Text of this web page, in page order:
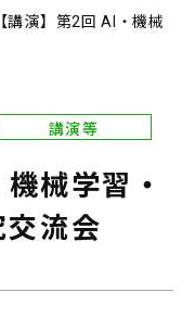
情報
EN
【講演】第2回 AI・機械
講演等
械学習・
流会